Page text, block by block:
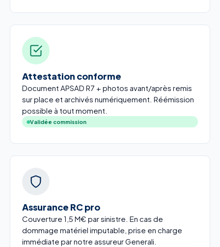
Attestation conforme
Document APSAD R7 + photos avant/après remis
sur place et archivés numériquement. Réémission
possible à tout moment.
Validée commission
Assurance RC pro
Couverture 1,5 M€ par sinistre. En cas de
dommage matériel imputable, prise en charge
immédiate par notre assureur Generali.